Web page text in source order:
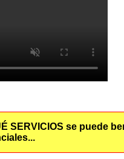
SERVICIOS se puede